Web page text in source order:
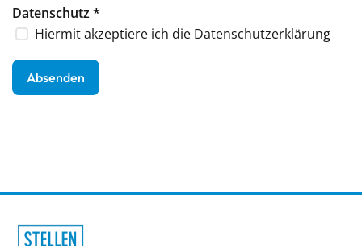
Datenschutz*
Hiermit akzeptiere ich die Datenschutzerklärung